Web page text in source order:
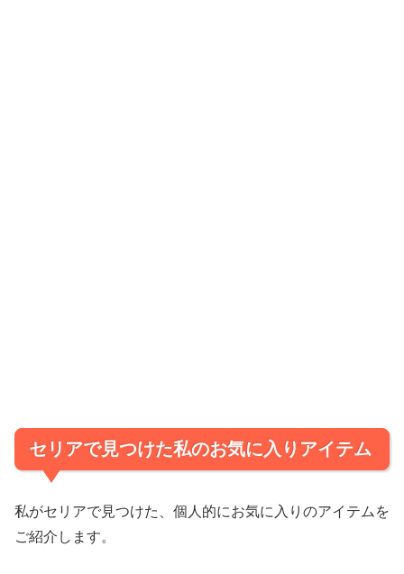
セリアで見つけた私のお気に入りアイテム
私がセリアで見つけた、個人的にお気に入りのアイテムを
ご紹介します。